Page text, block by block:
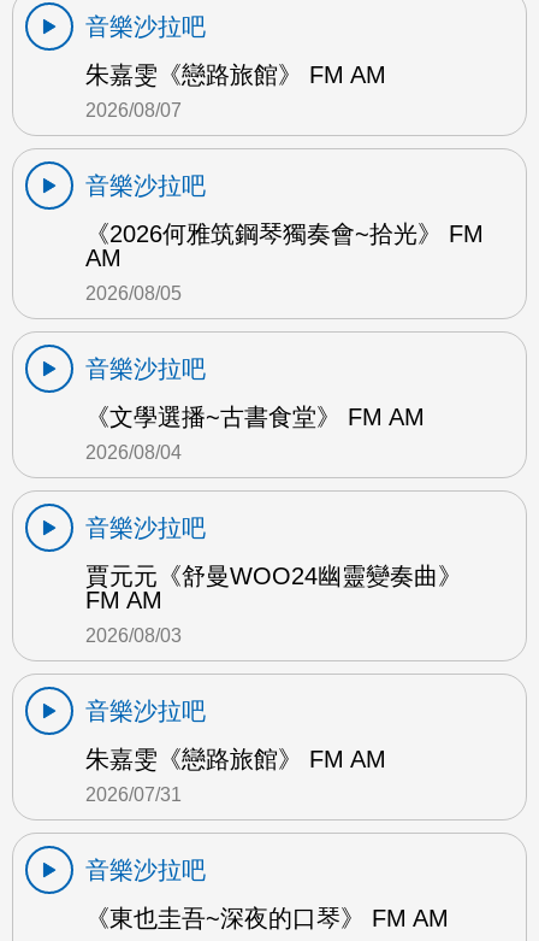
音樂沙拉吧
朱嘉雯《戀路旅館》 FM AM
2026/08/07
音樂沙拉吧
《2026何雅筑鋼琴獨奏會~拾光》 FM
AM
2026/08/05
音樂沙拉吧
《文學選播~古書食堂》 FM AM
2026/08/04
音樂沙拉吧
賈元元《舒曼WOO24幽靈變奏曲》
FM AM
2026/08/03
音樂沙拉吧
朱嘉雯《戀路旅館》 FM AM
2026/07/31
音樂沙拉吧
《東也圭吾~深夜的口琴》 FM AM